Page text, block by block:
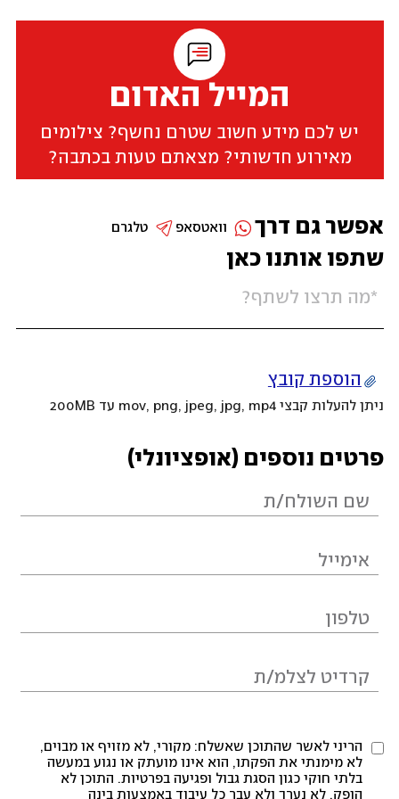
המייל האדום
יש לכם מידע חשוב שטרם נחשף? צילומים
מאירוע חדשותי? מצאתם טעות בכתבה?
שתפו אותנו כאן
הוספת קובץ
ניתן להעלות קבצי mov, png, jpeg, jpg, mp4 עד 200MB
פרטים נוספים (אופציונלי)
הריני לאשר שהתוכן שאשלח: מקורי, לא מזויף או מבוים,
לא מימנתי את הפקתו, הוא אינו מועתק או נגוע במעשה
בלתי חוקי כגון הסגת גבול ופגיעה בפרטיות. התוכן לא
הופק, לא נערך ולא עבר כל עיבוד באמצעות בינה
אפשר גם דרך טלגרם וואטסאפ